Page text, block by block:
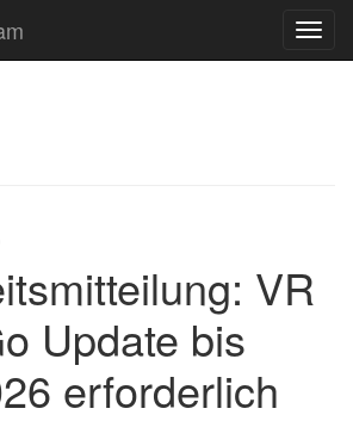
VR
Update bis
erforderlich